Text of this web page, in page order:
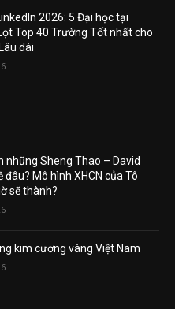
2026: 5 Đại học tại
Top 40 Trường Tốt nhất cho
dài
nhũng Sheng Thao – David
đâu? Mô hình XHCN của Tô
sẽ thành?
kim cương vàng Việt Nam